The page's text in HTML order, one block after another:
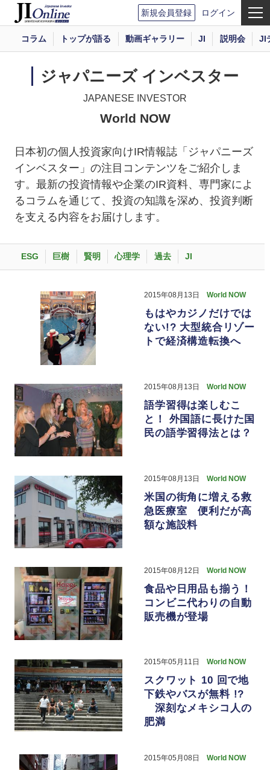
新規会員登録 ログイン
コラム トップが語る 動画ギャラリー JI 説明会 JI
ジャパニーズ インベスター
JAPANESE INVESTOR
World NOW
日本初の個人投資家向けIR情報誌「ジャパニーズ
インベスター」の注目コンテンツをご紹介しま
す。最新の投資情報や企業のIR資料、専門家によ
るコラムを通じて、投資の知識を深め、投資判断
を支える内容をお届けします。
ESG 巨樹 賢明 心理学 過去 JI
2015年08月13日 World NOW
もはやカジノだけでは
ない!? 大型統合リゾー
トで経済構造転換へ
2015年08月13日 World NOW
語学習得は楽しむこ
と！ 外国語に長けた国
民の語学習得法とは？
2015年08月13日 World NOW
米国の街角に増える救
急医療室 便利だが高
額な施設料
2015年08月12日 World NOW
食品や日用品も揃う！
コンビニ代わりの自動
販売機が登場
2015年05月11日 World NOW
スクワット 10 回で地
下鉄やバスが無料 !?
深刻なメキシコ人の
肥満
2015年05月08日 World NOW